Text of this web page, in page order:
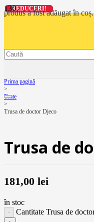
produsa fost adăugat în coș.
Prima pagină
>
Toate
>
Trusa de doctor Djeco
Trusa de
181,00 lei
în stoc
Cantitate Trusa de
REDUCERI!
REDUCERI!
REDUCERI!
REDUCERI!